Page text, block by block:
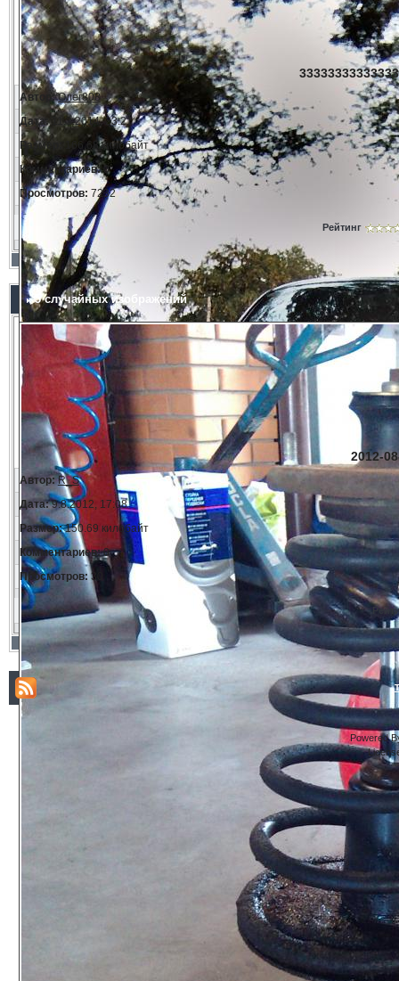
Автор: Олег808
Дата: 11.3.2014, 23:21
Размер:
166.68 килобайт
Комментариев:0
Просмотров: 7232
Рейтинг
5 случайных изображений
2012-
Автор: R_S
Дата:9.8.2012, 17:08
Размер:150.69 килобайт
Комментариев:0
Просмотров:30
Powered